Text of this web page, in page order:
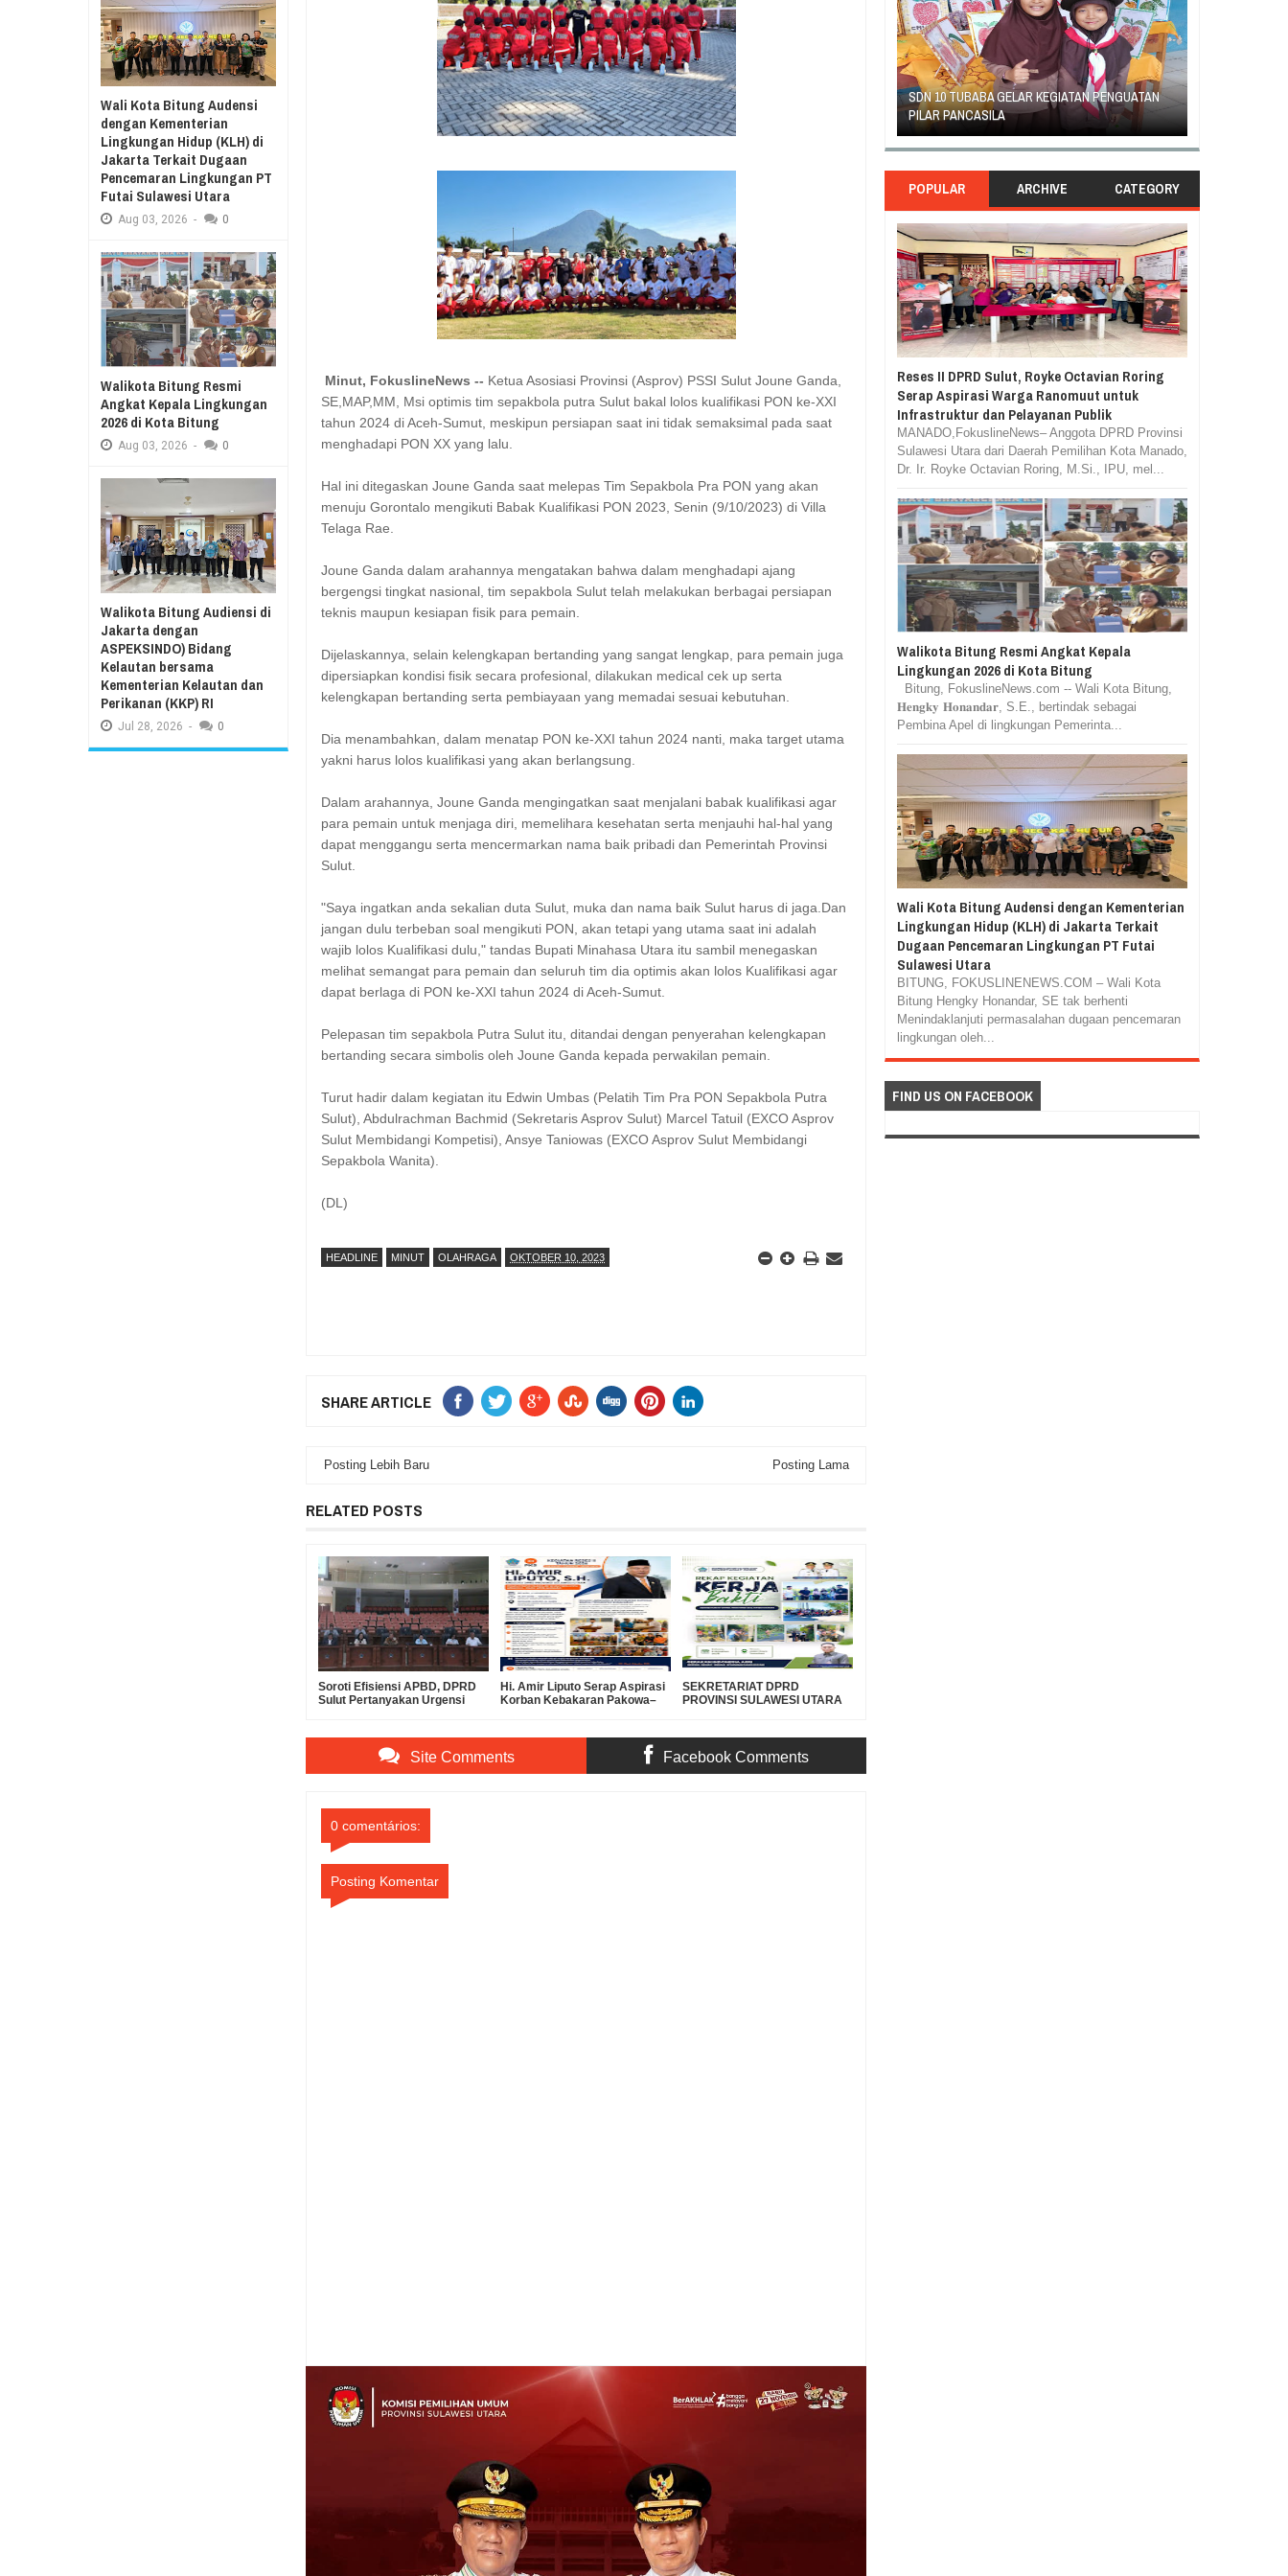
Aug
RESES II 2026, EUGENIE MANTIRI SERAP ASPIRASI WARGA MANEMBO-NEMBO
Aug
Minut, FokuslineNews -- Ketua Asosiasi Provinsi (Asprov) PSSI Sulut Joune Ganda,
SE,MAP,MM, Msi optimis tim sepakbola putra Sulut bakal lolos kualifikasi PON ke-XXI
tahun 2024 di Aceh-Sumut, meskipun persiapan saat ini tidak semaksimal pada saat
menghadapi PON XX yang lalu.
Hal ini ditegaskan Joune Ganda saat melepas Tim Sepakbola Pra PON yang akan
menuju Gorontalo mengikuti Babak Kualifikasi PON 2023, Senin (9/10/2023) di Villa
Telaga Rae.
Joune Ganda dalam arahannya mengatakan bahwa dalam menghadapi ajang
bergengsi tingkat nasional, tim sepakbola Sulut telah melakukan berbagai persiapan
teknis maupun kesiapan fisik para pemain.
Dijelaskannya, selain kelengkapan bertanding yang sangat lengkap, para pemain juga
dipersiapkan kondisi fisik secara profesional, dilakukan medical cek up serta
kelengkapan bertanding serta pembiayaan yang memadai sesuai kebutuhan.
Dia menambahkan, dalam menatap PON ke-XXI tahun 2024 nanti, maka target utama
yakni harus lolos kualifikasi yang akan berlangsung.
Dalam arahannya, Joune Ganda mengingatkan saat menjalani babak kualifikasi agar
para pemain untuk menjaga diri, memelihara kesehatan serta menjauhi hal-hal yang
dapat menggangu serta mencermarkan nama baik pribadi dan Pemerintah Provinsi
Sulut.
"Saya ingatkan anda sekalian duta Sulut, muka dan nama baik Sulut harus di jaga.Dan
jangan dulu terbeban soal mengikuti PON, akan tetapi yang utama saat ini adalah
wajib lolos Kualifikasi dulu," tandas Bupati Minahasa Utara itu sambil menegaskan
melihat semangat para pemain dan seluruh tim dia optimis akan lolos Kualifikasi agar
dapat berlaga di PON ke-XXI tahun 2024 di Aceh-Sumut.
Pelepasan tim sepakbola Putra Sulut itu, ditandai dengan penyerahan kelengkapan
bertanding secara simbolis oleh Joune Ganda kepada perwakilan pemain.
Turut hadir dalam kegiatan itu Edwin Umbas (Pelatih Tim Pra PON Sepakbola Putra
Sulut), Abdulrachman Bachmid (Sekretaris Asprov Sulut) Marcel Tatuil (EXCO Asprov
Sulut Membidangi Kompetisi), Ansye Taniowas (EXCO Asprov Sulut Membidangi
Sepakbola Wanita).
(DL)
HEADLINE MINUT OLAHRAGA OKTOBER 10, 2023
SHARE ARTICLE
Posting Lebih Baru Posting Lama
RELATED POSTS
Soroti Efisiensi APBD, DPRD
Sulut Pertanyakan Urgensi
Hi. Amir Liputo Serap Aspirasi
Korban Kebakaran Pakowa–
SEKRETARIAT DPRD
PROVINSI SULAWESI UTARA
LINGKUNGAN BERSIH DAN
LESTARI
Site Comments Facebook Comments
0 comentários:
Posting Komentar
Wali Kota Bitung Audensi
dengan Kementerian
Lingkungan Hidup (KLH) di
Jakarta Terkait Dugaan
Pencemaran Lingkungan PT
Futai Sulawesi Utara
Aug 03, 2026 - 0
Walikota Bitung Resmi
Angkat Kepala Lingkungan
2026 di Kota Bitung
Aug 03, 2026 - 0
Walikota Bitung Audiensi di
Jakarta dengan
ASPEKSINDO) Bidang
Kelautan bersama
Kementerian Kelautan dan
Perikanan (KKP) RI
Jul 28, 2026 - 0
SAMBUT HUT KE-78 TAHUN RI, SD GMIM 5
MANADO GELAR JALAN SEHAT PROGRAM
KURIKULUM MERDEKA BELAJAR
SDN 10 TUBABA GELAR KEGIATAN PENGUATAN
PILAR PANCASILA
GEJOLAK PIHAK SEKOLAH SD INPRES KLABAT
DENGAN ORANG TUA MURID BERAKHIR DAMAI
POPULAR ARCHIVE CATEGORY
Reses II DPRD Sulut, Royke Octavian Roring
Serap Aspirasi Warga Ranomuut untuk
Infrastruktur dan Pelayanan Publik
MANADO,FokuslineNews– Anggota DPRD Provinsi
Sulawesi Utara dari Daerah Pemilihan Kota Manado,
Dr. Ir. Royke Octavian Roring, M.Si., IPU, mel...
Walikota Bitung Resmi Angkat Kepala
Lingkungan 2026 di Kota Bitung
Bitung, FokuslineNews.com -- Wali Kota Bitung,
𝐇𝐞𝐧𝐠𝐤𝐲 𝐇𝐨𝐧𝐚𝐧𝐝𝐚𝐫, S.E., bertindak sebagai
Pembina Apel di lingkungan Pemerinta...
Wali Kota Bitung Audensi dengan Kementerian
Lingkungan Hidup (KLH) di Jakarta Terkait
Dugaan Pencemaran Lingkungan PT Futai
Sulawesi Utara
BITUNG, FOKUSLINENEWS.COM – Wali Kota
Bitung Hengky Honandar, SE tak berhenti
Menindaklanjuti permasalahan dugaan pencemaran
lingkungan oleh...
FIND US ON FACEBOOK